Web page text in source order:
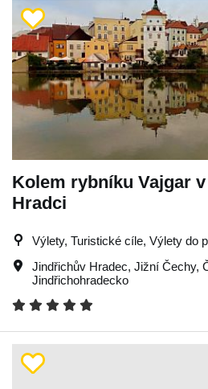
Kolem rybníku Vajgar
Hradci
Výlety, Turistické cíle, Výlety do
Jindřichův Hradec, Jižní Čechy,
Jindřichohradecko